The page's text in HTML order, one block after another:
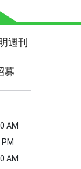
週刊
募
AM
AM